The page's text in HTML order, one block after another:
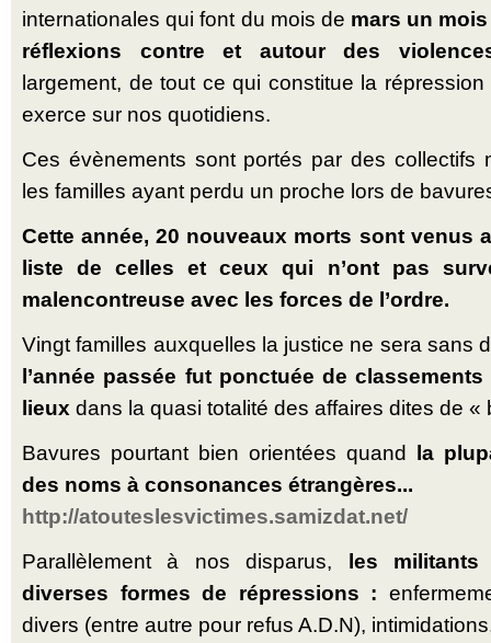
internationales qui font du mois de mars un
réflexions contre et autour des
largement, de tout ce qui constitue la répression
exerce sur nos quotidiens.
Ces évènements sont portés par des collectifs
les familles ayant perdu un proche lors de
Cette année, 20 nouveaux morts sont venus
liste de celles et ceux qui n’ont pas
malencontreuse avec les forces de l’ordre.
Vingt familles auxquelles la justice ne sera sans
l’année passée fut ponctuée de
lieux dans la quasi totalité des affaires dites de «
Bavures pourtant bien orientées quand la
des noms à consonances étrangères...
http://atouteslesvictimes.samizdat.net/
Parallèlement à nos disparus, les
diverses formes de répressions :
divers (entre autre pour refus A.D.N),